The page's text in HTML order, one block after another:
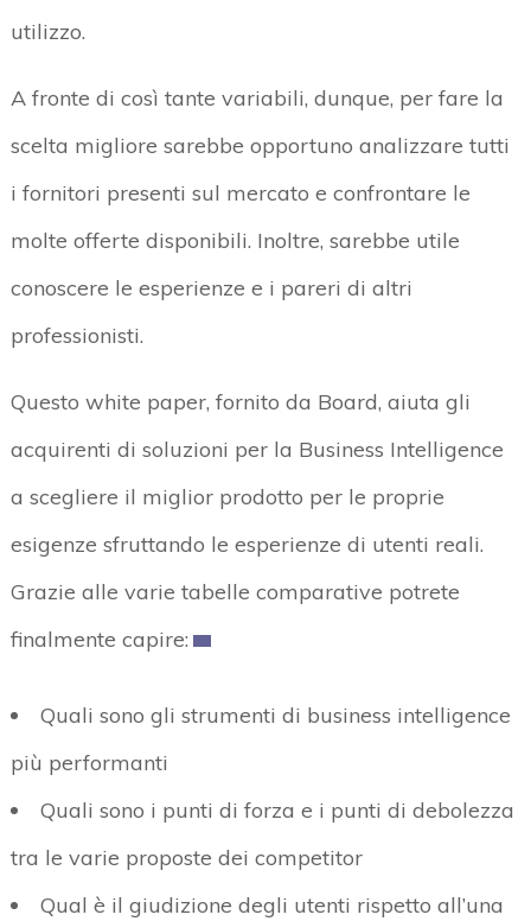
utilizzo.
A fronte di così tante variabili, dunque, per fare la
scelta migliore sarebbe opportuno analizzare tutti
i fornitori presenti sul mercato e confrontare le
molte offerte disponibili. Inoltre, sarebbe utile
conoscere le esperienze e i pareri di altri
professionisti.
Questo white paper, fornito da Board, aiuta gli
acquirenti di soluzioni per la Business Intelligence
a scegliere il miglior prodotto per le proprie
esigenze sfruttando le esperienze di utenti reali.
Grazie alle varie tabelle comparative potrete
finalmente capire:
Quali sono gli strumenti di business intelligence
più performanti
Quali sono i punti di forza e i punti di debolezza
tra le varie proposte dei competitor
Qual è il giudizione degli utenti rispetto all’una